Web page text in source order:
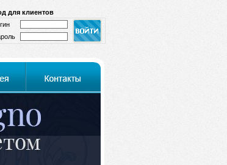
для клиентов